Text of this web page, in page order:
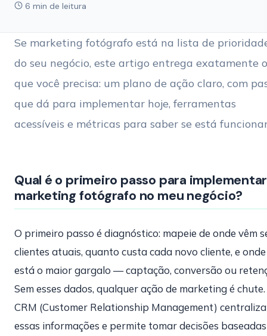
6 min de leitura
Se marketing fotógrafo está na lista de
do seu negócio, este artigo entrega exatamente o
que você precisa: um plano de ação claro, com
que dá para implementar hoje, ferramentas
acessíveis e métricas para saber se está
Qual é o primeiro passo para implementar
marketing fotógrafo no meu negócio?
O primeiro passo é diagnóstico: mapeie de onde vêm
clientes atuais, quanto custa cada novo cliente, e onde
está o maior gargalo — captação, conversão ou
Sem esses dados, qualquer ação de marketing é chute.
CRM (Customer Relationship Management) centraliza
essas informações e permite tomar decisões